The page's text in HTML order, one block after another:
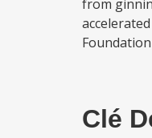
from
Clé